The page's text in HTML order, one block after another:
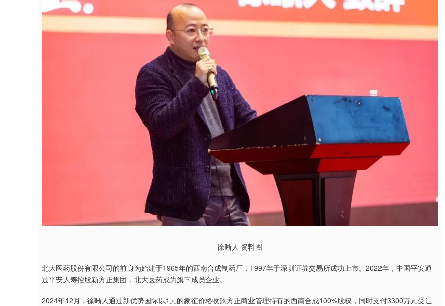
徐晰人 资料图
北大医药股份有限公司的前身为始建于1965年的西南合成制药厂，1997年于深圳证券交易所成功上市。2022年，中国平安通
过平安人寿控股新方正集团，北大医药成为旗下成员企业。
2024年12月，徐晰人通过新优势国际以1元的象征价格收购方正商业管理持有的西南合成100%股权，同时支付3300万元受让